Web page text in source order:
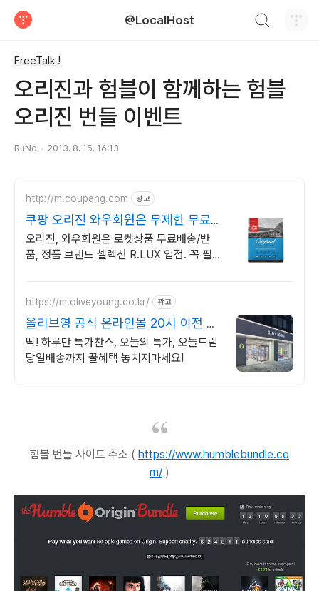
@LocalHost
FreeTalk !
오리진과 험블이 함께하는 험블
오리진 번들 이벤트
RuNo 2013. 8. 15. 16:13
http://m.coupang.com 광고
쿠팡 오리진 와우회원은 무제한 무료배
송
오리진, 와우회원은 로켓상품 무료배송/반
품, 정품 브랜드 셀렉션 R.LUX 입점. 꼭 필요
https://m.oliveyoung.co.kr/ 광고
올리브영 공식 온라인몰 20시 이전 주
문은 오늘드림
딱! 하루만 특가찬스, 오늘의 특가, 오늘드림
당일배송까지 꿀혜택 놓치지마세요!
험블 번들 사이트 주소 ( https://www.humblebundle.co
m/ )